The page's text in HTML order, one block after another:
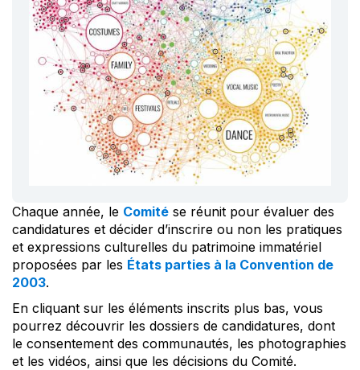
Chaque année, le Comité se réunit pour évaluer des
candidatures et décider d’inscrire ou non les pratiques
et expressions culturelles du patrimoine immatériel
proposées par les États parties à la Convention de
2003.
En cliquant sur les éléments inscrits plus bas, vous
pourrez découvrir les dossiers de candidatures, dont
le consentement des communautés, les photographies
et les vidéos, ainsi que les décisions du Comité.